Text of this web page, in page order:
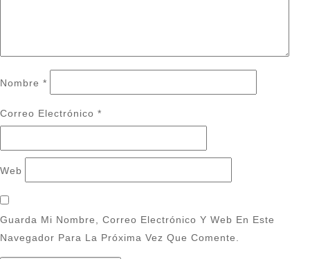
Nombre *
Correo Electrónico *
Web
Guarda Mi Nombre, Correo Electrónico Y Web En Este
Navegador Para La Próxima Vez Que Comente.